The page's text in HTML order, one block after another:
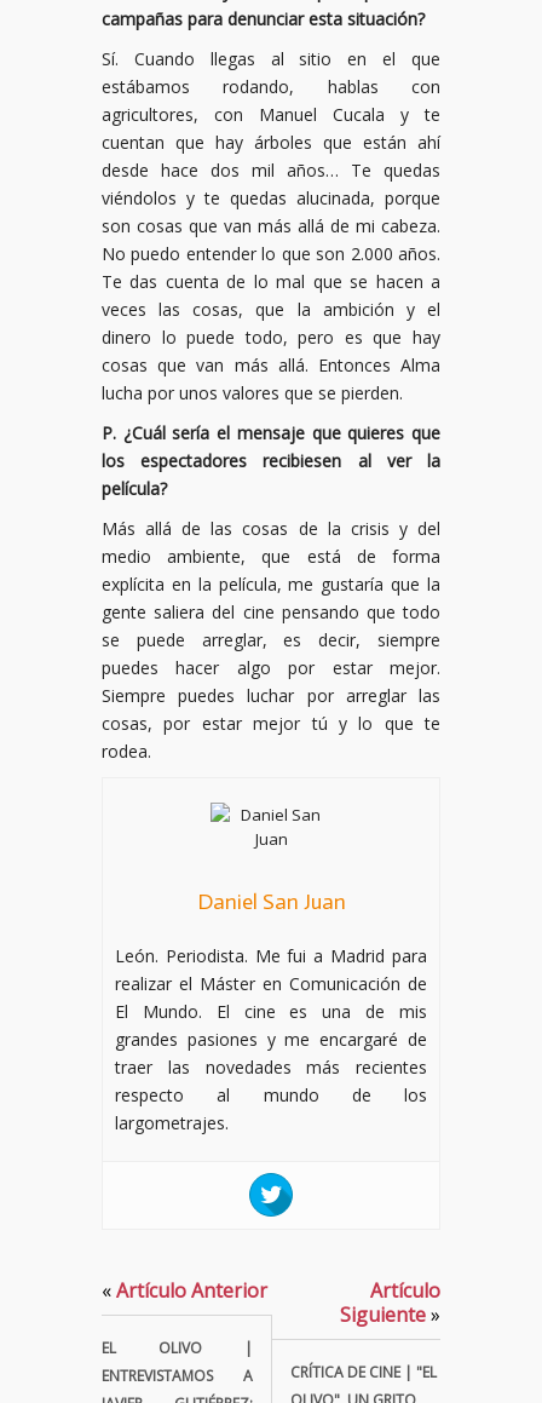
campañas para denunciar esta situación?
Sí. Cuando llegas al sitio en el que
estábamos rodando, hablas con
agricultores, con Manuel Cucala y te
cuentan que hay árboles que están ahí
desde hace dos mil años… Te quedas
viéndolos y te quedas alucinada, porque
son cosas que van más allá de mi cabeza.
No puedo entender lo que son 2.000 años.
Te das cuenta de lo mal que se hacen a
veces las cosas, que la ambición y el
dinero lo puede todo, pero es que hay
cosas que van más allá. Entonces Alma
lucha por unos valores que se pierden.
P. ¿Cuál sería el mensaje que quieres que
los espectadores recibiesen al ver la
película?
Más allá de las cosas de la crisis y del
medio ambiente, que está de forma
explícita en la película, me gustaría que la
gente saliera del cine pensando que todo
se puede arreglar, es decir, siempre
puedes hacer algo por estar mejor.
Siempre puedes luchar por arreglar las
cosas, por estar mejor tú y lo que te
rodea.
Daniel San Juan
León. Periodista. Me fui a Madrid para
realizar el Máster en Comunicación de
El Mundo. El cine es una de mis
grandes pasiones y me encargaré de
traer las novedades más recientes
respecto al mundo de los
largometrajes.
«Artículo Anterior
EL OLIVO |
ENTREVISTAMOS A
Artículo
Siguiente»
CRÍTICA DE CINE | "EL